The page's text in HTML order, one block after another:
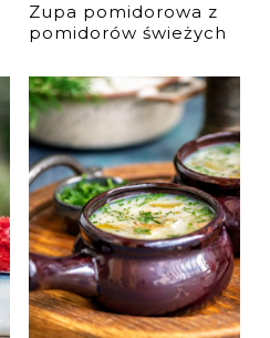
Zupa pomidorowa z
pomidorów świeżych